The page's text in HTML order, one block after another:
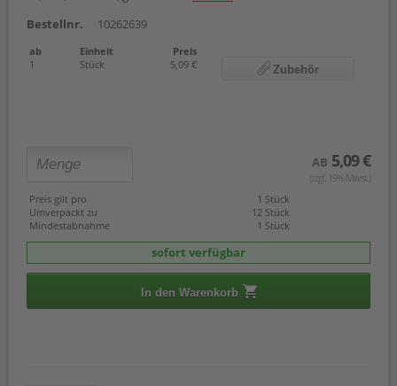
Bestellnr.
10262639
ab Einheit
Preis
1
Stück 5,09 € Zubehör
AB 5,09 €
(zzgl. 19% Mwst.)
Preis gilt pro
1 Stück
Umverpackt zu
12 Stück
Mindestabnahme
1 Stück
sofort verfügbar
In den Warenkorb